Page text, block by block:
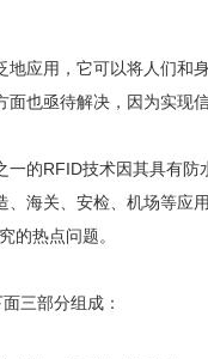
用，它可以将人们和身
面也亟待解决，因为实现
RFID技术因其具有防
、海关、安检、机场等应
的热点问题。
三部分组成：